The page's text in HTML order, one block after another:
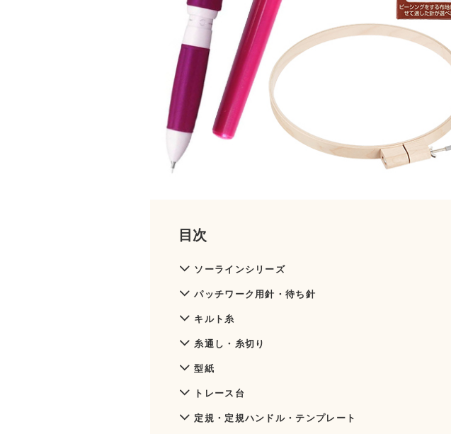
目次
ソーラインシリーズ
パッチワーク用針・待ち針
キルト糸
糸通し・糸切り
型紙
トレース台
定規・定規ハンドル・テンプレート